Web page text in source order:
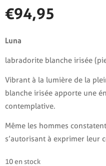
€94,95
Luna
labradorite blanche irisée
Vibrant à la lumière de la
blanche irisée apporte une
contemplative.
Même les hommes
s’autorisant à exprimer leur
10 en stock